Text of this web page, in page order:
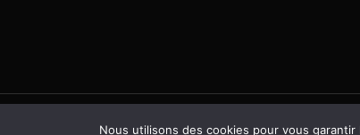
All rights reserved©CoeurdeSaintFargeau
Nous utilisons des cookies pour vous